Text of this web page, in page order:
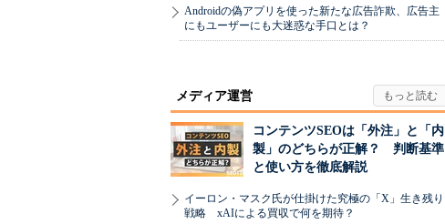
Androidの偽アプリを使った新たな広告詐欺、広告主
にもユーザーにも大迷惑な手口とは？
メディア運営
コンテンツSEOは「外注」と「内
製」のどちらが正解？ 判断基準
と使い方を徹底解説
イーロン・マスク氏が仕掛けた究極の「X」生き残り
戦略 xAIによる買収で何を期待？